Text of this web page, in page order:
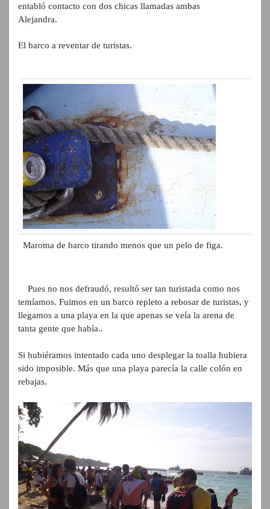
entabló contacto con dos chicas llamadas ambas
Alejandra.
El barco a reventar de turistas.
Maroma de barco tirando menos que un pelo de figa.
Pues no nos defraudó, resultó ser tan turistada como nos
temíamos. Fuimos en un barco repleto a rebosar de turistas, y
llegamos a una playa en la que apenas se veía la arena de
tanta gente que había..
Si hubiéramos intentado cada uno desplegar la toalla hubiera
sido imposible. Más que una playa parecía la calle colón en
rebajas.